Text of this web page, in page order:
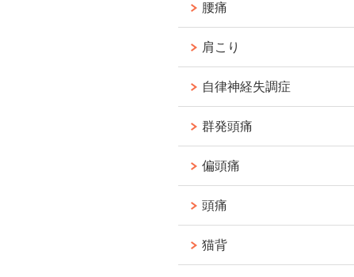
腰痛
肩こり
自律神経失調症
群発頭痛
偏頭痛
頭痛
猫背